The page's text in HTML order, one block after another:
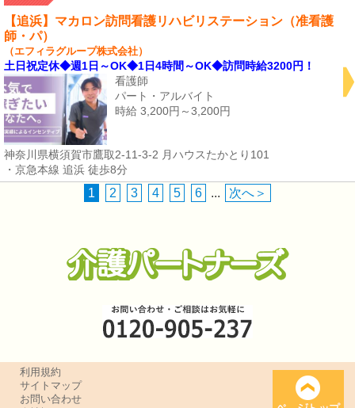
【追浜】マカロン訪問看護リハビリステーション（准看護
師・パ）
（エフィラグループ株式会社）
土日祝定休◆週1日～OK◆1日4時間～OK◆訪問時給3200円！
看護師
パート・アルバイト
時給 3,200円～3,200円
神奈川県横須賀市鷹取2-11-3-2 月ハウスたかとり101
・京急本線 追浜 徒歩8分
1 2 3 4 5 6 ... 次へ＞
利用規約
サイトマップ
お問い合わせ